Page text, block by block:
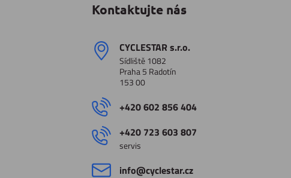
Kontaktujte nás
CYCLESTAR s​.r​.o​.
Sídliště 1082
Praha 5 Radotín
153 00
+420 602 856 404
+420 723 603 807
servis
info​@cyclestar​.cz